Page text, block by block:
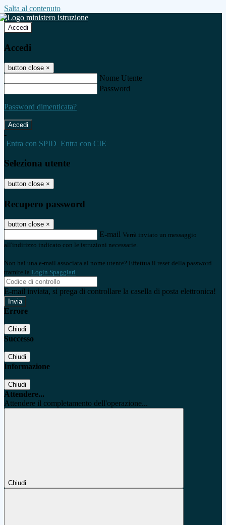
Salta al contenuto
Accedi
Accedi
button close ×
Nome Utente
Password
Password dimenticata?
-
Entra con SPID Entra con CIE
Seleziona utente
button close ×
Recupero password
button close ×
E-mail Verrà inviato un messaggio
all'indirizzo indicato con le istruzioni necessarie.
Non hai una e-mail associata al nome utente? Effettua il reset della password
tramite la Login Spaggiari
E-mail inviata, si prega di controllare la casella di posta elettronica!
Errore
Chiudi
Successo
Chiudi
Informazione
Chiudi
Attendere...
Attendere il completamento dell'operazione...
Chiudi